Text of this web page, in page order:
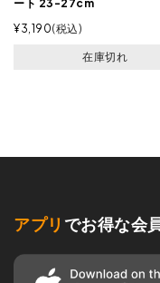
ート 23-27cm
¥3,190 税込
在庫切れ
アプリ でお得な会